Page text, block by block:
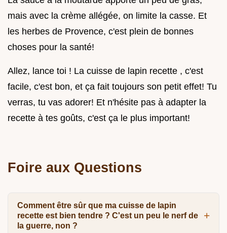
mais avec la crème allégée, on limite la casse. Et
les herbes de Provence, c'est plein de bonnes
choses pour la santé!
Allez, lance toi ! La cuisse de lapin recette , c'est
facile, c'est bon, et ça fait toujours son petit effet! Tu
verras, tu vas adorer! Et n'hésite pas à adapter la
recette à tes goûts, c'est ça le plus important!
Foire aux Questions
Comment être sûr que ma cuisse de lapin
recette est bien tendre ? C'est un peu le nerf de
la guerre, non ?